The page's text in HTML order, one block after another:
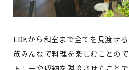
LDKから和室まで全てを見渡せ
族みんなで料理を楽しむことの
トリーや収納を隣接させたこと